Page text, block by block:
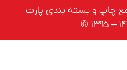
چاپ و بسته بندی پارت